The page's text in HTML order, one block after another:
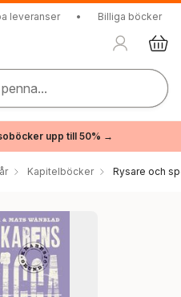
leveranser • Billiga böcker
upp till 50% →
Kapitelböcker Rysare och